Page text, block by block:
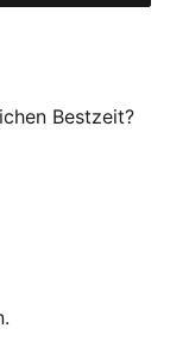
Bestzeit?
Stoffen
um
Diese